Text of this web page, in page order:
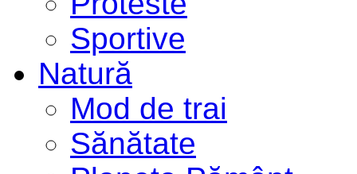
Sportive
Natură
Mod de trai
Sănătate